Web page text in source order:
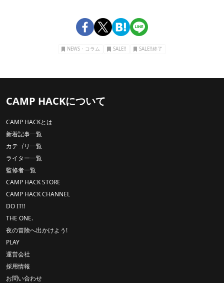
NEWS・コラム SALE!! SALE!!終了
CAMP HACKについて
CAMP HACKとは
新着記事一覧
カテゴリ一覧
ライター一覧
監修者一覧
CAMP HACK STORE
CAMP HACK CHANNEL
DO IT!!
THE ONE.
夜の冒険へ出かけよう!
PLAY
運営会社
採用情報
お問い合わせ